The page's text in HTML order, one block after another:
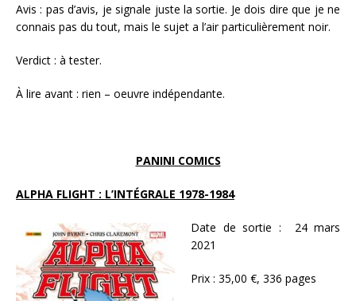
Avis : pas d’avis, je signale juste la sortie. Je dois dire que je ne
connais pas du tout, mais le sujet a l’air particulièrement noir.
Verdict : à tester.
À lire avant : rien – oeuvre indépendante.
PANINI COMICS
ALPHA FLIGHT : L’INTÉGRALE 1978-1984
Date de sortie : 24 mars
2021
Prix : 35,00 €, 336 pages